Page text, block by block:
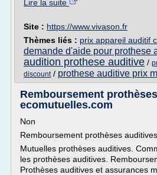
Lire la suite
Site : https://www.vivason.fr
Thèmes liés : prix appareil auditif
demande d'aide pour prothese
audition prothese auditive /
discount/ prothese auditive prix
Remboursement
ecomutuelles.com
Non
Remboursement prothèses auditives
Mutuelles prothèses auditives.
les prothèses auditives.
Prothèses auditives et assurances